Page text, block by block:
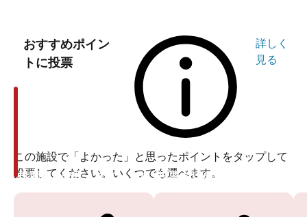
おすすめポイン
トに投票
詳しく
見る
この施設で「よかった」と思ったポイントをタップして
投票してください。いくつでも選べます。
投票ありがとうございます 投票ありがとうございます